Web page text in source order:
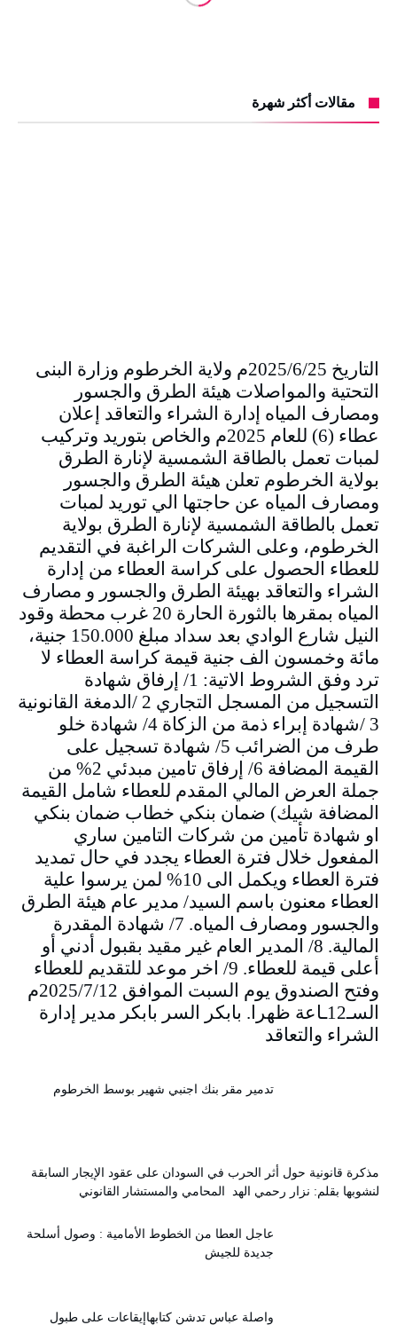
مقالات أكثر شهرة
التاريخ 2025/6/25م ولاية الخرطوم وزارة البنى
التحتية والمواصلات هيئة الطرق والجسور
ومصارف المياه إدارة الشراء والتعاقد إعلان
عطاء (6) للعام 2025م والخاص بتوريد وتركيب
لمبات تعمل بالطاقة الشمسية لإنارة الطرق
بولاية الخرطوم تعلن هيئة الطرق والجسور
ومصارف المياه عن حاجتها الي توريد لمبات
تعمل بالطاقة الشمسية لإنارة الطرق بولاية
الخرطوم، وعلى الشركات الراغبة في التقديم
للعطاء الحصول على كراسة العطاء من إدارة
الشراء والتعاقد بهيئة الطرق والجسور و مصارف
المياه بمقرها بالثورة الحارة 20 غرب محطة وقود
النيل شارع الوادي بعد سداد مبلغ 150.000 جنية،
مائة وخمسون الف جنية قيمة كراسة العطاء لا
ترد وفق الشروط الاتية: 1/ إرفاق شهادة
التسجيل من المسجل التجاري 2 /الدمغة القانونية
3 /شهادة إبراء ذمة من الزكاة 4/ شهادة خلو
طرف من الضرائب 5/ شهادة تسجيل على
القيمة المضافة 6/ إرفاق تامين مبدئي 2% من
جملة العرض المالي المقدم للعطاء شامل القيمة
المضافة شيك) ضمان بنكي خطاب ضمان بنكي
او شهادة تأمين من شركات التامين ساري
المفعول خلال فترة العطاء يجدد في حال تمديد
فترة العطاء ويكمل الى 10% لمن يرسوا علية
العطاء معنون باسم السيد/ مدير عام هيئة الطرق
والجسور ومصارف المياه. 7/ شهادة المقدرة
المالية. 8/ المدير العام غير مقيد بقبول أدني أو
أعلى قيمة للعطاء. 9/ اخر موعد للتقديم للعطاء
وفتح الصندوق يوم السبت الموافق 2025/7/12م
السـ12ـاعة ظهرا. بابكر السر بابكر مدير إدارة
الشراء والتعاقد
تدمير مقر بنك اجنبي شهير بوسط الخرطوم
مذكرة قانونية حول أثر الحرب في السودان على عقود الإيجار السابقة
لنشوبها بقلم: نزار رحمي الهد المحامي والمستشار القانوني
عاجل العطا من الخطوط الأمامية : وصول أسلحة
جديدة للجيش
واصلة عباس تدشن كتابهاإيقاعات على طبول